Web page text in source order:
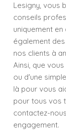
Lesigny, vous
conseils
uniquement
également
nos clients à
Ainsi, que
ou d'une
là pour vous
pour tous vos
contactez-
engagement.